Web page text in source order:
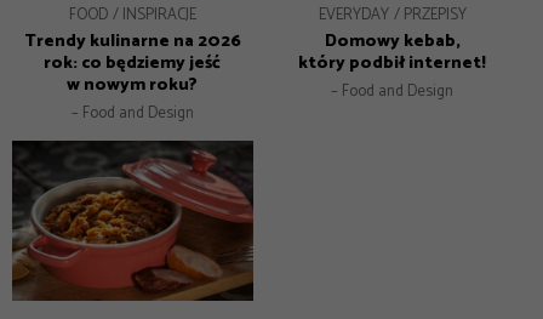
FOOD INSPIRACJE
Trendy kulinarne na 2026
rok: co będziemy jeść
w nowym roku?
– Food and Design
EVERYDAY PRZEPISY
Domowy kebab,
który podbił internet!
– Food and Design